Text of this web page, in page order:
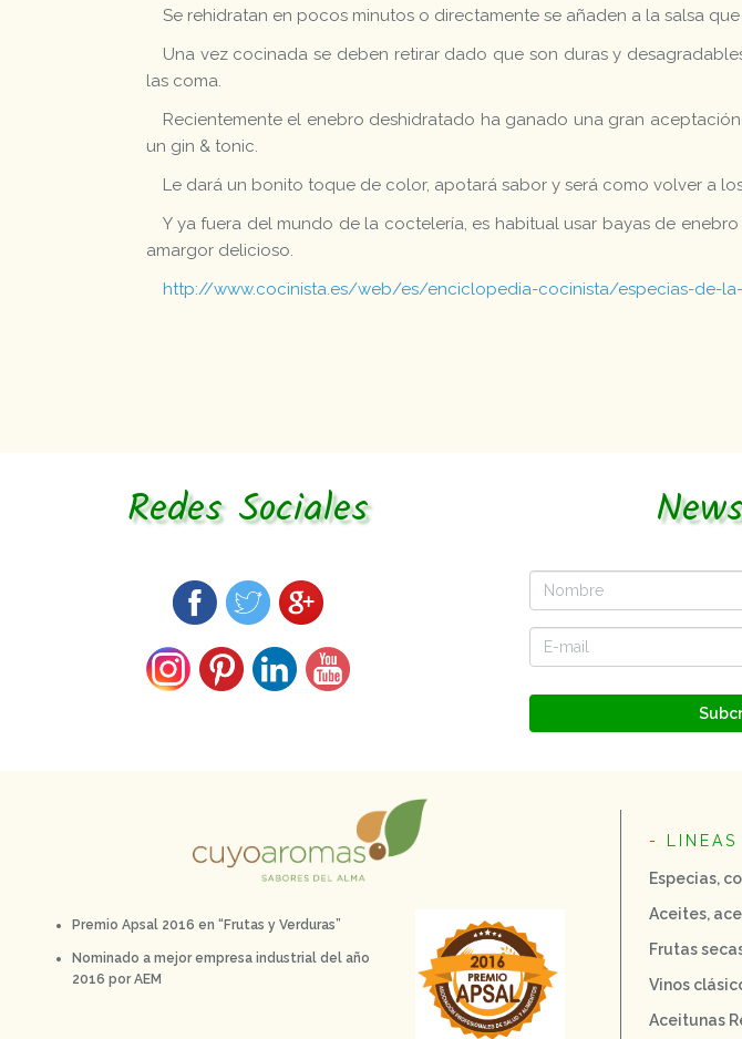
Se rehidratan en pocos minutos o directamente se añaden a la salsa
Una vez cocinada se deben retirar dado que son duras y
las coma.
Recientemente el enebro deshidratado ha ganado una gran
un gin & tonic.
Le dará un bonito toque de color, apotará sabor y será como volver a
Y ya fuera del mundo de la coctelería, es habitual usar bayas de
amargor delicioso.
http://www.cocinista.es/web/es/enciclopedia-cocinista/especias-de-
Redes Sociales
Premio Apsal 2016 en “Frutas y Verduras”
Nominado a mejor empresa industrial del año
2016 por AEM
- LINEAS
Especias,
Aceites,
Frutas
Vinos
Aceitunas